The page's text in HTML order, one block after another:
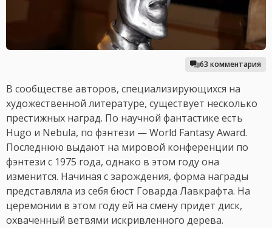
63 комментария
В сообществе авторов, специализирующихся на
художественной литературе, существует несколько
престижных наград. По научной фантастике есть
Hugo и Nebula, по фэнтези — World Fantasy Award.
Последнюю выдают на мировой конференции по
фэнтези с 1975 года, однако в этом году она
изменится. Начиная с зарождения, форма награды
представляла из себя бюст Говарда Лавкрафта. На
церемонии в этом году ей на смену придет диск,
охваченный ветвями искривленного дерева.